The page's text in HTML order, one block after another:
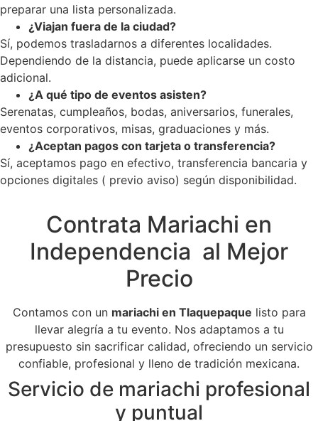
preparar una lista personalizada.
¿Viajan fuera de la ciudad?
Sí, podemos trasladarnos a diferentes localidades.
Dependiendo de la distancia, puede aplicarse un costo
adicional.
¿A qué tipo de eventos asisten?
Serenatas, cumpleaños, bodas, aniversarios, funerales,
eventos corporativos, misas, graduaciones y más.
¿Aceptan pagos con tarjeta o transferencia?
Sí, aceptamos pago en efectivo, transferencia bancaria y
opciones digitales ( previo aviso) según disponibilidad.
Contrata Mariachi en
Independencia al Mejor
Precio
Contamos con un mariachi en Tlaquepaque listo para
llevar alegría a tu evento. Nos adaptamos a tu
presupuesto sin sacrificar calidad, ofreciendo un servicio
confiable, profesional y lleno de tradición mexicana.
Servicio de mariachi profesional
y puntual